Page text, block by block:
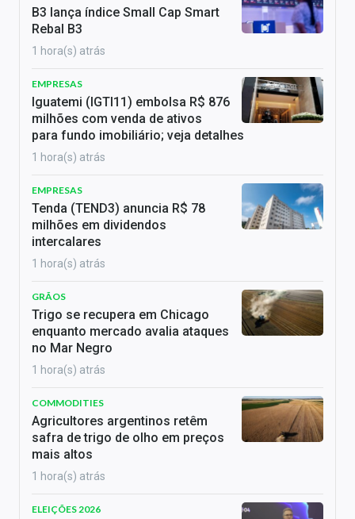
B3 lança índice Small Cap Smart
Rebal B3
1 hora(s) atrás
EMPRESAS
Iguatemi (IGTI11) embolsa R$ 876
milhões com venda de ativos
para fundo imobiliário; veja detalhes
1 hora(s) atrás
EMPRESAS
Tenda (TEND3) anuncia R$ 78
milhões em dividendos
intercalares
1 hora(s) atrás
GRÃOS
Trigo se recupera em Chicago
enquanto mercado avalia ataques
no Mar Negro
1 hora(s) atrás
COMMODITIES
Agricultores argentinos retêm
safra de trigo de olho em preços
mais altos
1 hora(s) atrás
ELEIÇÕES 2026